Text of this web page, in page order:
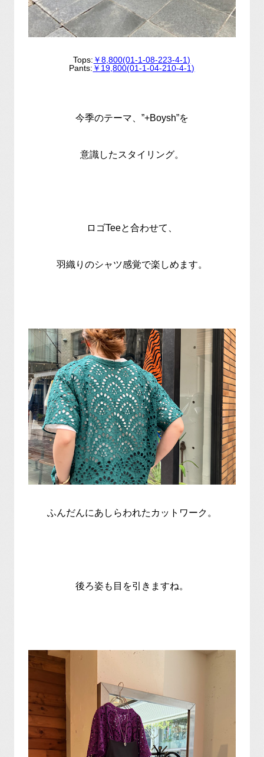
Tops: ￥8,800(01-1-08-223-4-1)
Pants: ￥19,800(01-1-04-210-4-1)
今季のテーマ、”+Boysh”を
意識したスタイリング。
ロゴTeeと合わせて、
羽織りのシャツ感覚で楽しめます。
ふんだんにあしらわれたカットワーク。
後ろ姿も目を引きますね。